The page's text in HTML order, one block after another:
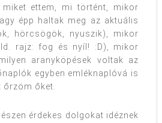
miket ettem, mi történt, mikor
épp haltak meg az aktuális
hörcsögök, nyuszik), mikor
rajz: fog és nyíl! :D), mikor
aranyköpések voltak az
egyben emléknaplóvá is
őrzöm őket.
érdekes dolgokat idéznek